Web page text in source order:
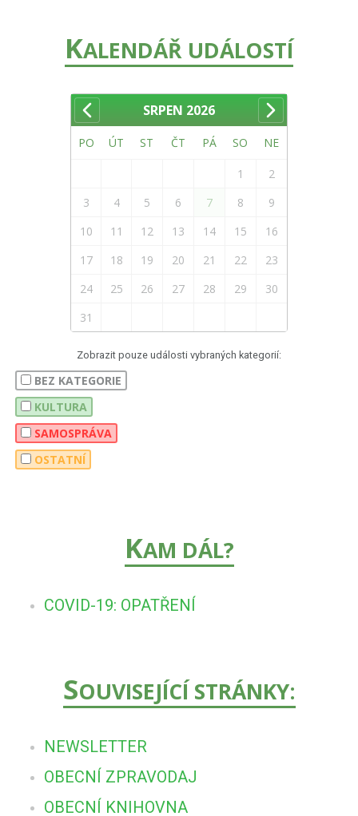
KALENDÁŘ UDÁLOSTÍ
SRPEN 2026
PO ÚT ST ČT PÁ SO NE
1
2
3
4 5 6 7 8
9
10
11 12 13 14 15
16
17
18 19 20 21 22
23
24
25 26 27 28 29
30
31
Zobrazit pouze události vybraných kategorií:
BEZ KATEGORIE
KULTURA
SAMOSPRÁVA
OSTATNÍ
KAM DÁL?
COVID-19: OPATŘENÍ
SOUVISEJÍCÍ STRÁNKY:
NEWSLETTER
OBECNÍ ZPRAVODAJ
OBECNÍ KNIHOVNA